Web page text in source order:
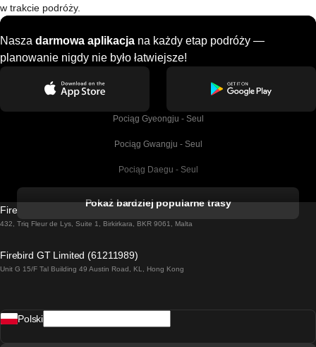
w trakcie podróży.
Nasza darmowa aplikacja na każdy etap podróży —
planowanie nigdy nie było łatwiejsze!
Pociąg Gyeongju - Seul
Pociąg Gwangju - Seul
Pociąg Daegu - Seul
Pociąg Dublin - Galway
Pociąg Rzym - Neapol
Pokaż bardziej popularne trasy
Firebird GT Limited (OC 1451)
432, Triq Fleur de Lys, Suite 1, Birkirkara, BKR 9061, Malta
Firebird GT Limited (61211989)
Unit G 15/F Tal Building 49 Austin Road, KL, Hong Kong
Polski